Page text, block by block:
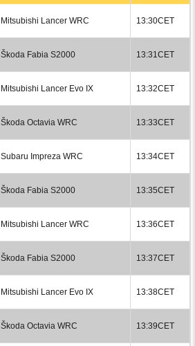
Mitsubishi Lancer WRC 13:30CET
Škoda Fabia S2000 13:31CET
Mitsubishi Lancer Evo IX 13:32CET
Škoda Octavia WRC 13:33CET
Subaru Impreza WRC 13:34CET
Škoda Fabia S2000 13:35CET
Mitsubishi Lancer WRC 13:36CET
Škoda Fabia S2000 13:37CET
Mitsubishi Lancer Evo IX 13:38CET
Škoda Octavia WRC 13:39CET